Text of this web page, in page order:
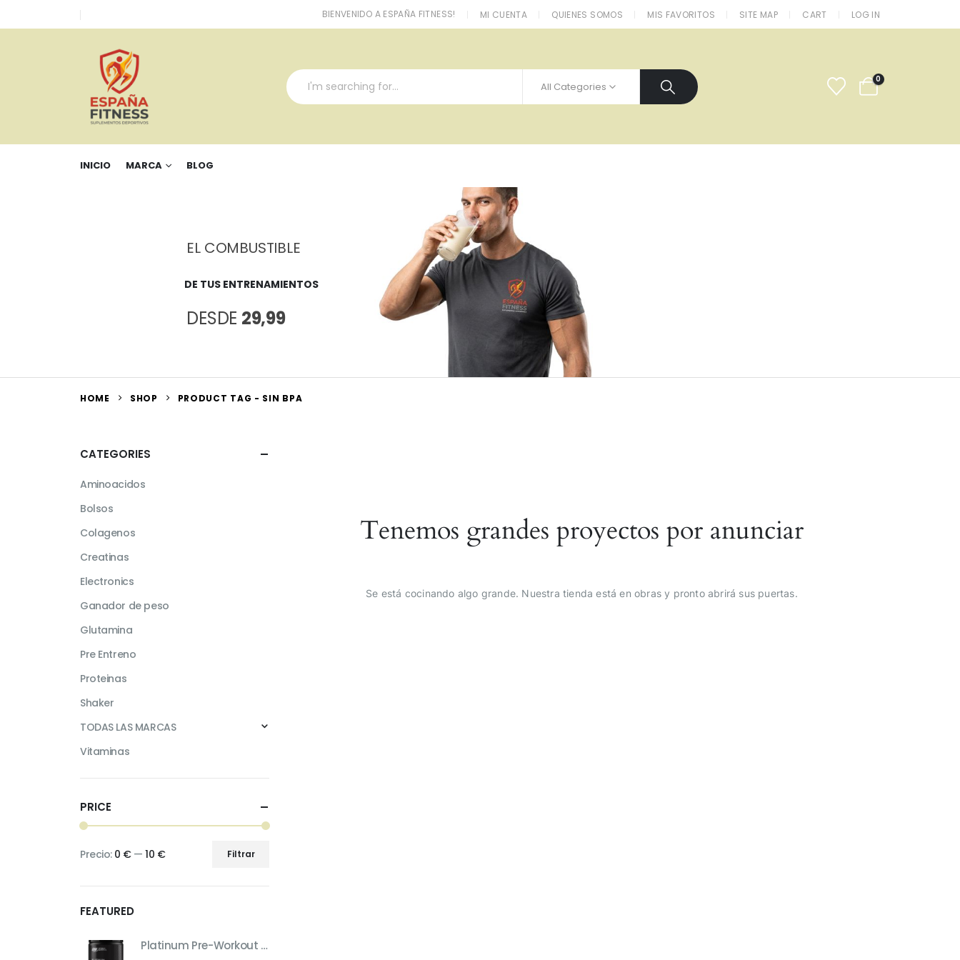
BIENVENIDO A ESPAÑA FITNESS! MI CUENTA QUIENES SOMOS MIS FAVORITOS SITE MAP CART LOG IN
All Categories
0
INICIO MARCA BLOG
EL COMBUSTIBLE
DE TUS ENTRENAMIENTOS
DESDE 29,99
HOME SHOP PRODUCT TAG - SIN BPA
Tenemos grandes proyectos por anunciar
Se está cocinando algo grande. Nuestra tienda está en obras y pronto abrirá sus puertas.
CATEGORIES
Aminoacidos
Bolsos
Colagenos
Creatinas
Electronics
Ganador de peso
Glutamina
Pre Entreno
Proteinas
Shaker
TODAS LAS MARCAS
Vitaminas
PRICE
mínimo
máximo
Filtrar
Precio: 0 €—10 €
FEATURED
Platinum Pre-Workout – Pre-Entreno de Máximo Rendimiento (Sabor Fruit Punch, 420 g)